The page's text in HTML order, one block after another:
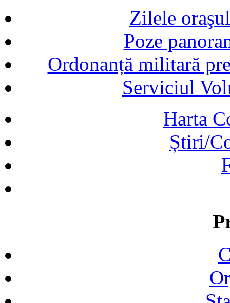
Zilele
Poze
Ordonanță militară
Serviciul
Harta
Știri/